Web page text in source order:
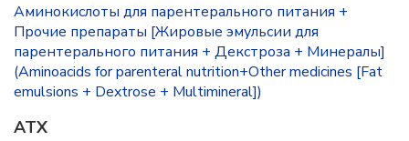
Аминокислоты для парентерального питания +
Прочие препараты [Жировые эмульсии для
парентерального питания + Декстроза + Минералы]
(Aminoacids for parenteral nutrition+Other medicines [Fat
emulsions + Dextrose + Multimineral])
ATX